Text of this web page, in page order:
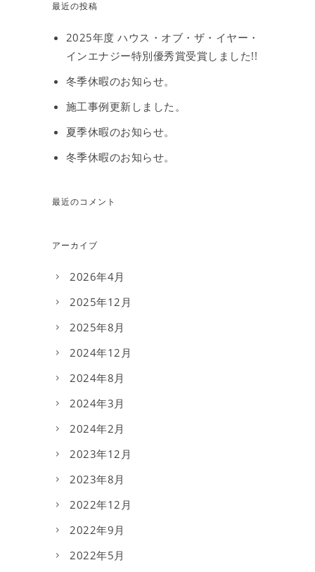
最近の投稿
2025年度 ハウス・オブ・ザ・イヤー・
インエナジー特別優秀賞受賞しました!!
冬季休暇のお知らせ。
施工事例更新しました。
夏季休暇のお知らせ。
冬季休暇のお知らせ。
最近のコメント
アーカイブ
2026年4月
2025年12月
2025年8月
2024年12月
2024年8月
2024年3月
2024年2月
2023年12月
2023年8月
2022年12月
2022年9月
2022年5月